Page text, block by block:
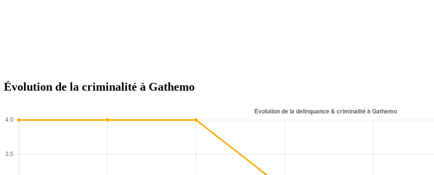
Évolution de la criminalité à Gathemo